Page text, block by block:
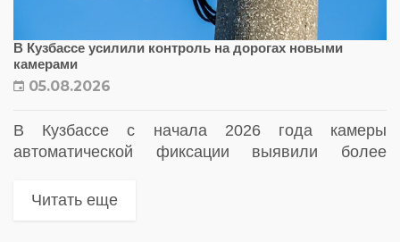
В Кузбассе усилили контроль на дорогах новыми
камерами
05.08.2026
В Кузбассе с начала 2026 года камеры
автоматической фиксации выявили более
контроля на дорогах в регионе ввели в
Читать еще